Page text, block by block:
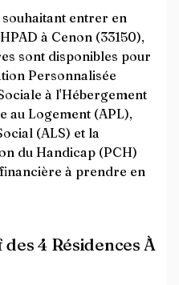
entrer en
à Cenon (33150),
sont disponibles pour
Personnalisée
à l'Hébergement
au Logement (APL),
(ALS) et la
du Handicap (PCH)
à prendre en
4 Résidences À